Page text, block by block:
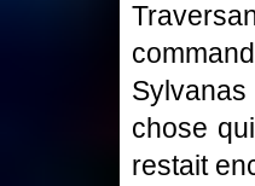
chose
restait